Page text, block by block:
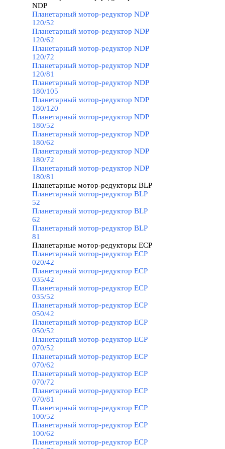
NDP
Планетарный мотор-редуктор NDP
120/52
Планетарный мотор-редуктор NDP
120/62
Планетарный мотор-редуктор NDP
120/72
Планетарный мотор-редуктор NDP
120/81
Планетарный мотор-редуктор NDP
180/105
Планетарный мотор-редуктор NDP
180/120
Планетарный мотор-редуктор NDP
180/52
Планетарный мотор-редуктор NDP
180/62
Планетарный мотор-редуктор NDP
180/72
Планетарный мотор-редуктор NDP
180/81
Планетарные мотор-редукторы BLP
Планетарный мотор-редуктор BLP
52
Планетарный мотор-редуктор BLP
62
Планетарный мотор-редуктор BLP
81
Планетарные мотор-редукторы ECP
Планетарный мотор-редуктор ECP
020/42
Планетарный мотор-редуктор ECP
035/42
Планетарный мотор-редуктор ECP
035/52
Планетарный мотор-редуктор ECP
050/42
Планетарный мотор-редуктор ECP
050/52
Планетарный мотор-редуктор ECP
070/52
Планетарный мотор-редуктор ECP
070/62
Планетарный мотор-редуктор ECP
070/72
Планетарный мотор-редуктор ECP
070/81
Планетарный мотор-редуктор ECP
100/52
Планетарный мотор-редуктор ECP
100/62
Планетарный мотор-редуктор ECP